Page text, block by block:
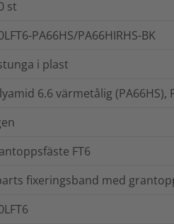
st
PA66HS/PA66HIRHS-BK
i plast
6.6 värmetålig (PA66HS),
FT6
fixeringsband med